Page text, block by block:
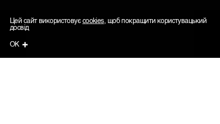
Цей сайт використовує cookies, щоб покращити користувацький
досвід
ОК